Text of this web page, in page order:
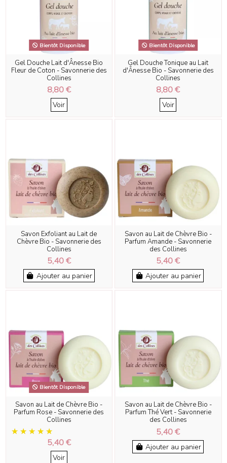
Bientôt Disponible
Gel Douche Lait d'Ânesse Bio
Fleur de Coton - Savonnerie des
Collines
8,80 €
Voir
Bientôt Disponible
Gel Douche Tonique au Lait
d'Ânesse Bio - Savonnerie des
Collines
8,80 €
Voir
Savon Exfoliant au Lait de
Chèvre Bio - Savonnerie des
Collines
5,40 €
Ajouter au panier
Savon au Lait de Chèvre Bio -
Parfum Amande - Savonnerie
des Collines
5,40 €
Ajouter au panier
Bientôt Disponible
Savon au Lait de Chèvre Bio -
Parfum Rose - Savonnerie des
Collines
5,40 €
Voir
Savon au Lait de Chèvre Bio -
Parfum Thé Vert - Savonnerie
des Collines
5,40 €
Ajouter au panier